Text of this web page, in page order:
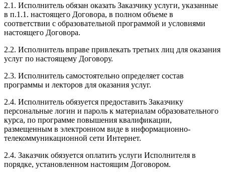
2.1. Исполнитель обязан оказать Заказчику услуги, указанные
в п.1.1. настоящего Договора, в полном объеме в
соответствии с образовательной программой и условиями
настоящего Договора.
2.2. Исполнитель вправе привлекать третьих лиц для оказания
услуг по настоящему Договору.
2.3. Исполнитель самостоятельно определяет состав
программы и лекторов для оказания услуг.
2.4. Исполнитель обязуется предоставить Заказчику
персональные логин и пароль к материалам образовательного
курса, по программе повышения квалификации,
размещенным в электронном виде в информационно-
телекоммуникационной сети Интернет.
2.4. Заказчик обязуется оплатить услуги Исполнителя в
порядке, установленном настоящим Договором.